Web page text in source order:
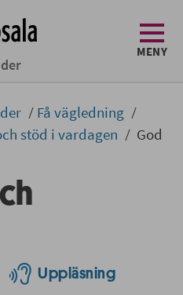
MENY
Få vägledning
stöd i vardagen
God
Uppläsning